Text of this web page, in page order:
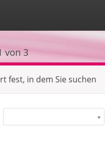
von 3
fest, in dem Sie suchen